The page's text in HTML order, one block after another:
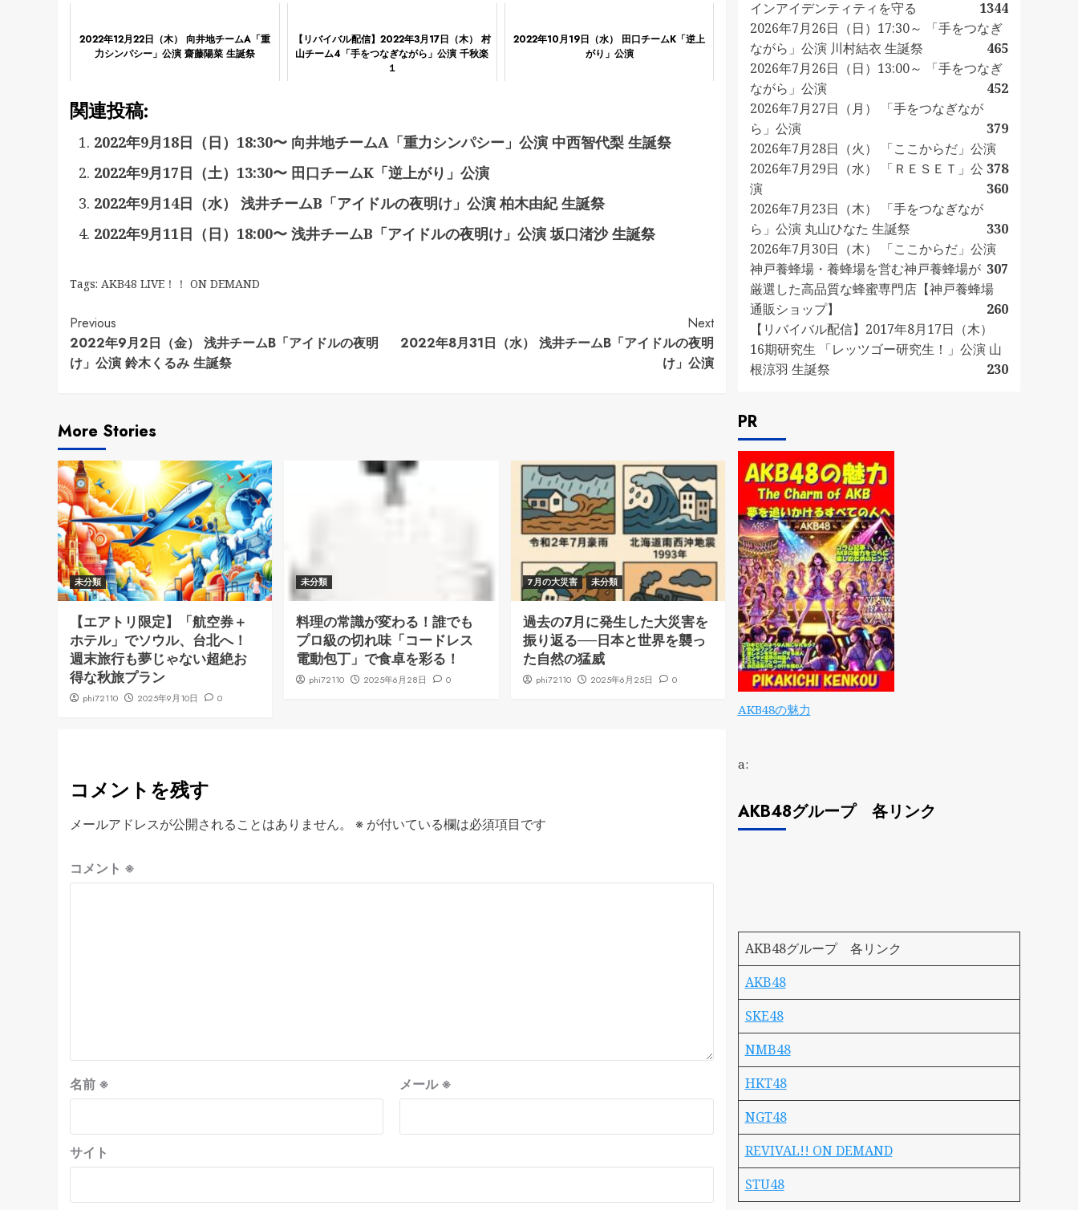
2022年12月22日（木） 向井地チームA「重
力シンパシー」公演 齋藤陽菜 生誕祭
【リバイバル配信】2022年3月17日（木） 村
山チーム4「手をつなぎながら」公演 千秋楽
１
2022年10月19日（水） 田口チームK「逆上
がり」公演
関連投稿:
2022年9月18日（日）18:30〜 向井地チームA「重力シンパシー」公演 中西智代梨 生誕祭
2022年9月17日（土）13:30〜 田口チームK「逆上がり」公演
2022年9月14日（水） 浅井チームB「アイドルの夜明け」公演 柏木由紀 生誕祭
2022年9月11日（日）18:00〜 浅井チームB「アイドルの夜明け」公演 坂口渚沙 生誕祭
Tags: AKB48 LIVE！！ ON DEMAND
Continue
Reading
Previous
2022年9月2日（金） 浅井チームB「アイドルの夜明
け」公演 鈴木くるみ 生誕祭
Next
2022年8月31日（水） 浅井チームB「アイドルの夜明
け」公演
More Stories
未分類
【エアトリ限定】「航空券＋
ホテル」でソウル、台北へ！
週末旅行も夢じゃない超絶お
得な秋旅プラン
phi72110 2025年9月10日 0
未分類
料理の常識が変わる！誰でも
プロ級の切れ味「コードレス
電動包丁」で食卓を彩る！
phi72110 2025年6月28日 0
7月の大災害 未分類
過去の7月に発生した大災害を
振り返る──日本と世界を襲っ
た自然の猛威
phi72110 2025年6月25日 0
コメントを残す
メールアドレスが公開されることはありません。 ※ が付いている欄は必須項目です
コメント ※
名前 ※ メール※
サイト
インアイデンティティを守る
1344
2026年7月26日（日）17:30～ 「手をつなぎ
ながら」公演 川村結衣 生誕祭
465
2026年7月26日（日）13:00～ 「手をつなぎ
ながら」公演
452
2026年7月27日（月） 「手をつなぎなが
ら」公演
379
2026年7月28日（火） 「ここからだ」公演
378
2026年7月29日（水） 「ＲＥＳＥＴ」公
演
360
2026年7月23日（木） 「手をつなぎなが
ら」公演 丸山ひなた 生誕祭
330
2026年7月30日（木） 「ここからだ」公演
307
神戸養蜂場・養蜂場を営む神戸養蜂場が
厳選した高品質な蜂蜜専門店【神戸養蜂場
通販ショップ】
260
【リバイバル配信】2017年8月17日（木）
16期研究生 「レッツゴー研究生！」公演 山
根涼羽 生誕祭
230
PR
AKB48の魅力
a:
AKB48グループ 各リンク
AKB48グループ 各リンク
AKB48
SKE48
NMB48
HKT48
NGT48
REVIVAL!! ON DEMAND
STU48